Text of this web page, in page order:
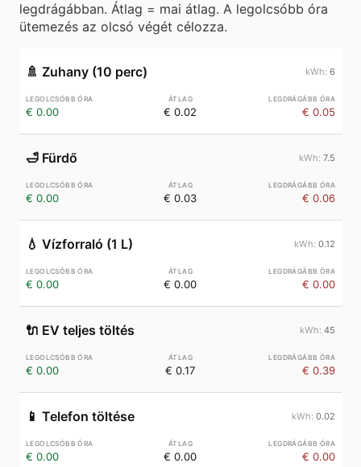
legdrágábban. Átlag = mai átlag. A legolcsóbb óra
ütemezés az olcsó végét célozza.
🚿 Zuhany (10 perc) 6
€ 0.00 € 0.02 € 0.05
🛁 Fürdő 7.5
€ 0.00 € 0.03 € 0.06
💧 Vízforraló (1 L) 0.12
€ 0.00 € 0.00 € 0.00
🔌 EV teljes töltés 45
€ 0.00 € 0.17 € 0.39
📱 Telefon töltése 0.02
€ 0.00 € 0.00 € 0.00